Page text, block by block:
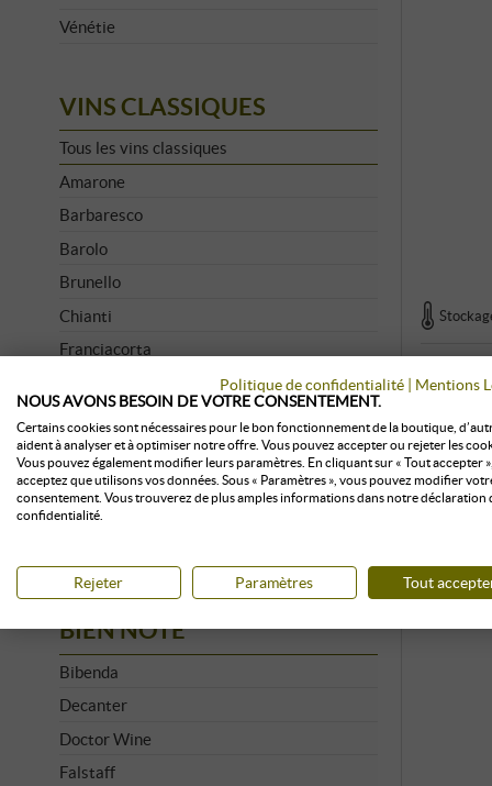
Vénétie
VINS CLASSIQUES
Tous les vins classiques
Amarone
Barbaresco
Barolo
Brunello
Chianti
Franciacorta
Prosecco
Soave
Supertuscan
BIEN NOTÉ
Bibenda
Decanter
Doctor Wine
Falstaff
Politique de confidentialité | Mentions
NOUS AVONS BESOIN DE VOTRE CONSENTEMENT.
Certains cookies sont nécessaires pour le bon fonctionnement de la boutique,
aident à analyser et à optimiser notre offre. Vous pouvez accepter ou rejeter les
Vous pouvez également modifier leurs paramètres. En cliquant sur « Tout accepter
acceptez que utilisons vos données. Sous « Paramètres », vous pouvez modifier
consentement. Vous trouverez de plus amples informations dans notre déclaration
confidentialité.
Rejeter Paramètres Tout